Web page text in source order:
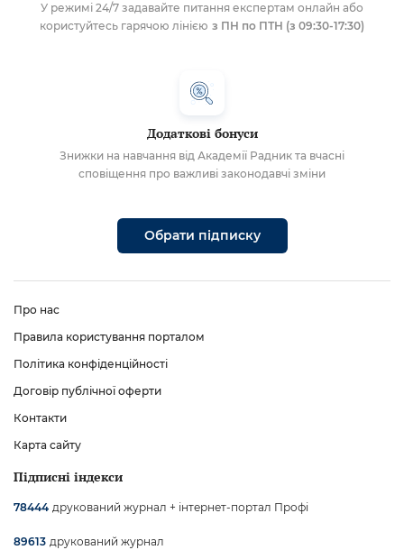
У режимі 24/7 задавайте питання експертам онлайн або
користуйтесь гарячою лінією з ПН по ПТН (з 09:30-17:30)
Додаткові бонуси
Знижки на навчання від Академії Радник та вчасні
сповіщення про важливі законодавчі зміни
Обрати підписку
Про нас
Правила користування порталом
Політика конфіденційності
Договір публічної оферти
Контакти
Карта сайту
Підписні індекси
78444 друкований журнал + інтернет-портал Профі
89613 друкований журнал